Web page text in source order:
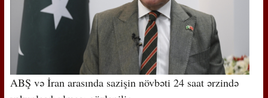
ABŞ və İran arasında sazişin növbəti 24 saat ərzində